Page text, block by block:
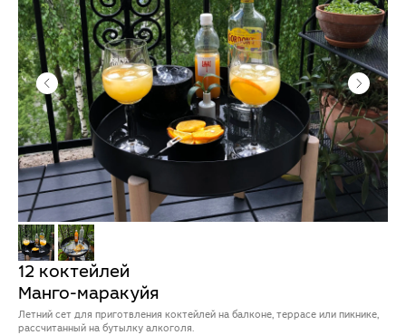
12 коктейлей
Манго-маракуйя
Летний сет для приготвления коктейлей на балконе, террасе или пикнике,
рассчитанный на бутылку алкоголя.